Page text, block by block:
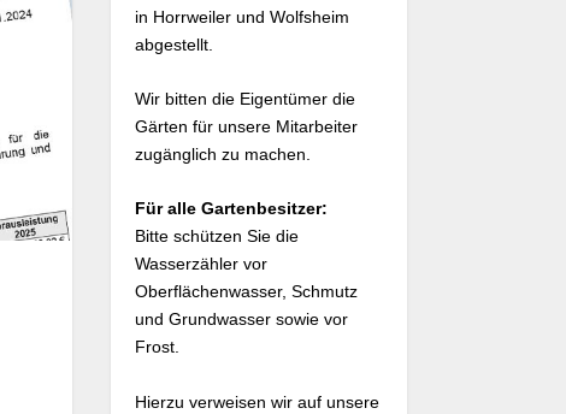
in Horrweiler und Wolfsheim
abgestellt.
Wir bitten die Eigentümer die
Gärten für unsere Mitarbeiter
zugänglich zu machen.
Für alle Gartenbesitzer:
Bitte schützen Sie die
Wasserzähler vor
Oberflächenwasser, Schmutz
und Grundwasser sowie vor
Frost.
Hierzu verweisen wir auf unsere